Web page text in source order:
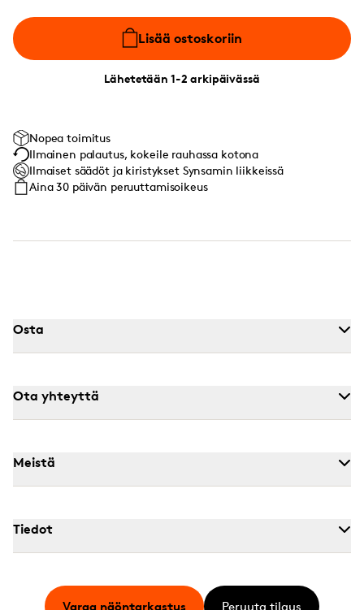
Lisää ostoskoriin
Lähetetään 1-2 arkipäivässä
Nopea toimitus
Ilmainen palautus, kokeile rauhassa kotona
Ilmaiset säädöt ja kiristykset Synsamin liikkeissä
Aina 30 päivän peruuttamisoikeus
Osta
Ota yhteyttä
Meistä
Tiedot
Varaa näöntarkastus Peruuta tilaus